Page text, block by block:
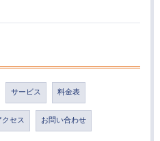
サービス 料金表
クセス お問い合わせ